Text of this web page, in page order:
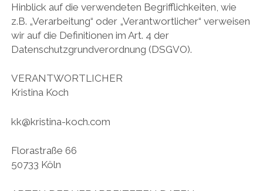
Hinblick auf die verwendeten Begrifflichkeiten, wie
z.B. „Verarbeitung“ oder „Verantwortlicher“ verweisen
wir auf die Definitionen im Art. 4 der
Datenschutzgrundverordnung (DSGVO).
VERANTWORTLICHER
Kristina Koch
kk@kristina-koch.com
Florastraße 66
50733 Köln